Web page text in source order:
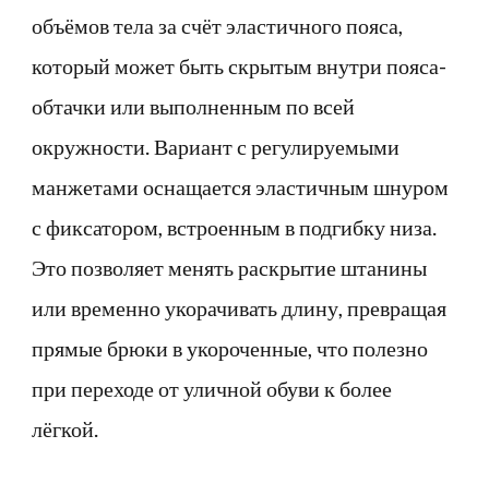
объёмов тела за счёт эластичного пояса,
который может быть скрытым внутри пояса-
обтачки или выполненным по всей
окружности. Вариант с регулируемыми
манжетами оснащается эластичным шнуром
с фиксатором, встроенным в подгибку низа.
Это позволяет менять раскрытие штанины
или временно укорачивать длину, превращая
прямые брюки в укороченные, что полезно
при переходе от уличной обуви к более
лёгкой.